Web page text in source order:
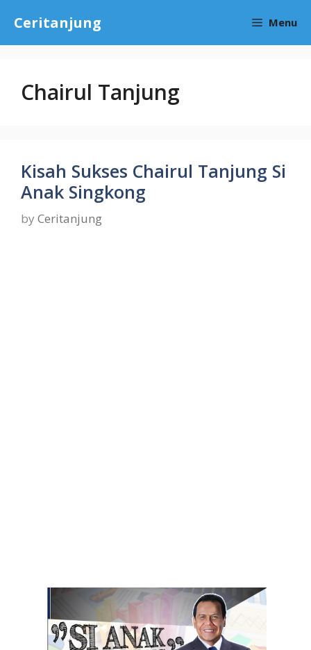
content
Ceritanjung Menu
Chairul Tanjung
Kisah Sukses Chairul Tanjung Si
Anak Singkong
by Ceritanjung